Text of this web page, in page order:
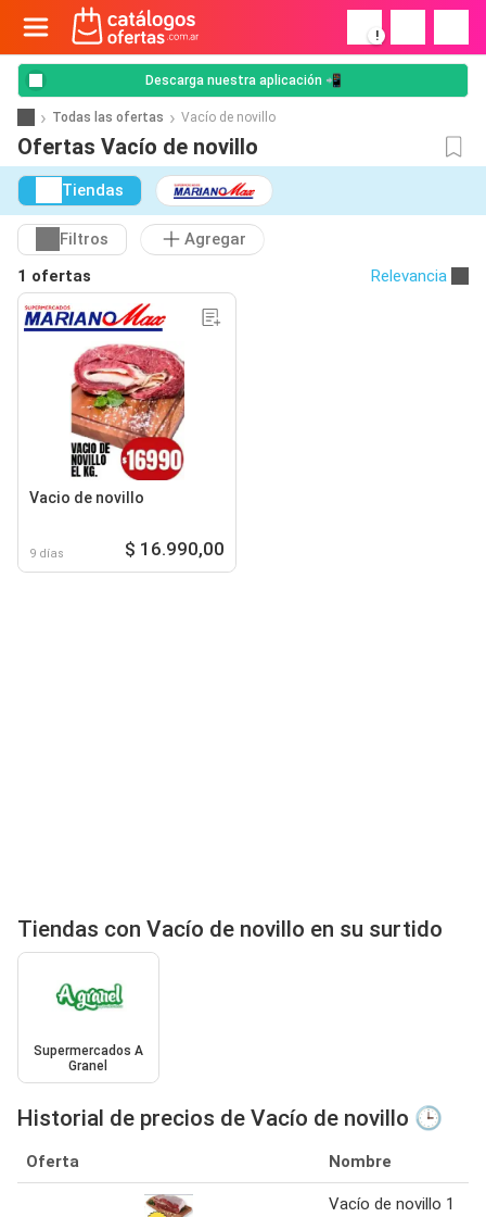
!
Descarga nuestra aplicación 📲
Todas las ofertas Vacío de novillo
Ofertas Vacío de novillo
Tiendas
Filtros
Agregar
1 ofertas
Relevancia
Vacio de novillo
9 días $ 16.990,00
Tiendas con Vacío de novillo en su surtido
Supermercados A
Granel
Historial de precios de Vacío de novillo 🕒
Oferta Nombre
Vacío de novillo 1